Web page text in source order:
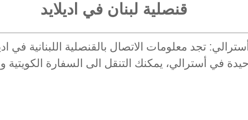
قنصلية لبنان في اديلايد
أسترالي: تجد معلومات الاتصال بالقنصلية اللبنانية
في أسترالي، يمكنك التنقل الى السفارة الكويتية